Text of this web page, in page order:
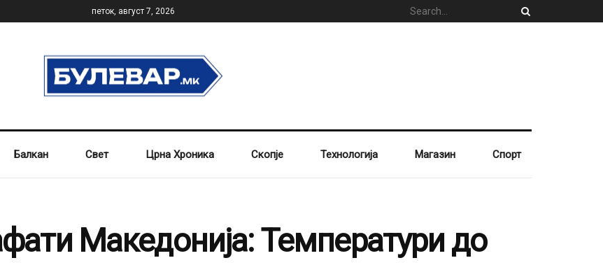
петок, август 7, 2026
Балкан Свет Црна Хроника Скопје Технологија Магазин Спорт
Македонија: Температури до